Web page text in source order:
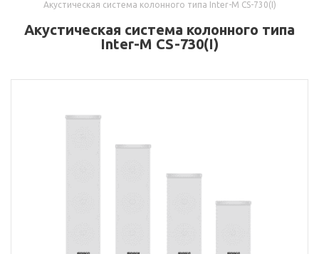
Акустическая система колонного типа Inter-M CS-730(I)
Акустическая система колонного типа
Inter-M CS-730(I)